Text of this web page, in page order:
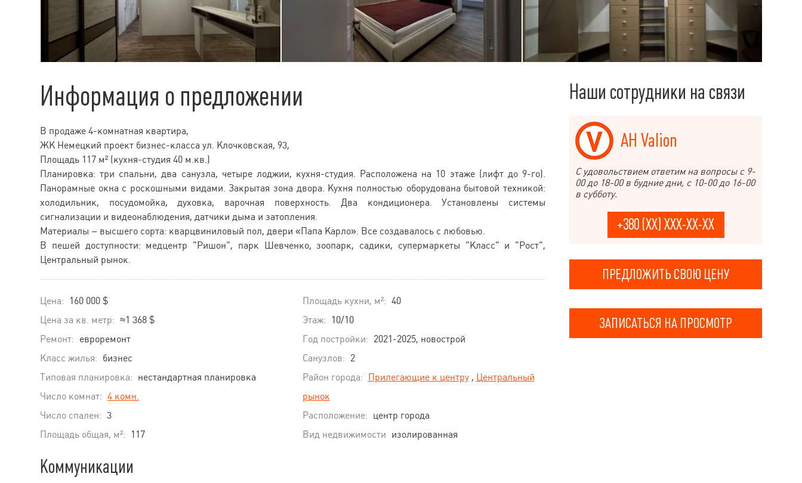
Информация о предложении
В продаже 4-комнатная квартира,
ЖК Немецкий проект бизнес-класса ул. Клочковская, 93,
Площадь 117 м² (кухня-студия 40 м.кв.)
Планировка: три спальни, два санузла, четыре лоджии, кухня-студия. Расположена на 10 этаже (лифт до 9-го).
Панорамные окна с роскошными видами. Закрытая зона двора. Кухня полностью оборудована бытовой техникой:
холодильник, посудомойка, духовка, варочная поверхность. Два кондиционера. Установлены системы
сигнализации и видеонаблюдения, датчики дыма и затопления.
Материалы – высшего сорта: кварцвиниловый пол, двери «Папа Карло». Все создавалось с любовью.
В пешей доступности: медцентр "Ришон", парк Шевченко, зоопарк, садики, супермаркеты "Класс" и "Рост",
Центральный рынок.
Цена:
160 000 $
Цена за кв. метр: ≈1 368 $
Ремонт: евроремонт
Класс жилья: бизнес
Типовая планировка: нестандартная планировка
Число комнат: 4 комн.
Число спален: 3
Площадь общая, м²:
117
Площадь кухни, м²: 40
Этаж:
10/10
Год постройки: 2021-2025, новострой
Санузлов: 2
Район города: Прилегающие к центру, Центральный
рынок
Расположение: центр города
Вид недвижимости изолированная
Коммуникации
Наши сотрудники на связи
АН Valion
С удовольствием ответим на вопросы с 9-
00 до 18-00 в будние дни, с 10-00 до 16-00
в субботу.
+380 (XX) XXX-XX-XX
ПРЕДЛОЖИТЬ СВОЮ ЦЕНУ
ЗАПИСАТЬСЯ НА ПРОСМОТР